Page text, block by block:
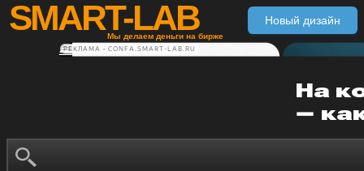
SMART-LAB
Мы делаем деньги на бирже
Новый дизайн
РЕКЛАМА • CONFA.SMART-LAB.RU